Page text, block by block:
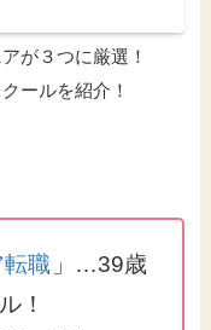
が３つに厳選！
ールを紹介！
職 」…39歳
！